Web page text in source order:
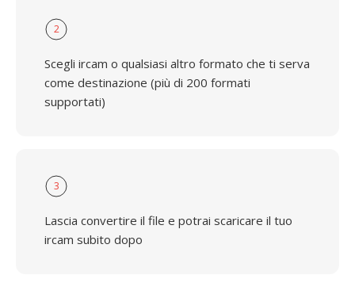
2
Scegli ircam o qualsiasi altro formato che ti serva
come destinazione (più di 200 formati
supportati)
3
Lascia convertire il file e potrai scaricare il tuo
ircam subito dopo